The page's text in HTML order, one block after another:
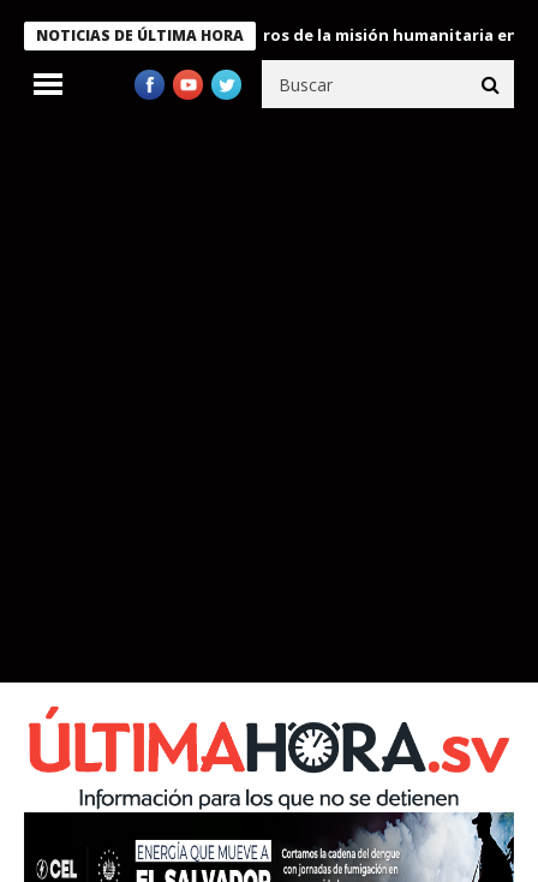
NOTICIAS DE ÚLTIMA HORA
Bukele condecora a miembros de la misión humanitaria enviada